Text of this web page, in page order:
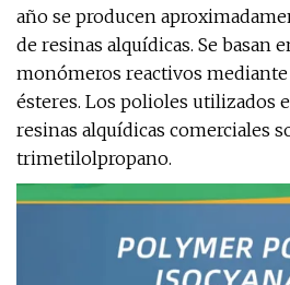
año se producen
de resinas alquídicas. Se basan
monómeros reactivos
ésteres. Los polioles utilizados
resinas alquídicas comerciales
trimetilolpropano.